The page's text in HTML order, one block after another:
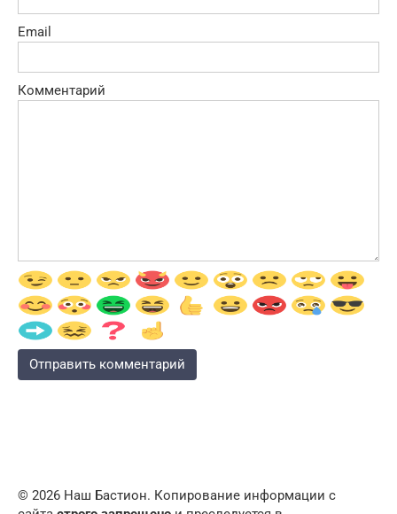
Email
Комментарий
© 2026 Наш Бастион. Копирование информации с